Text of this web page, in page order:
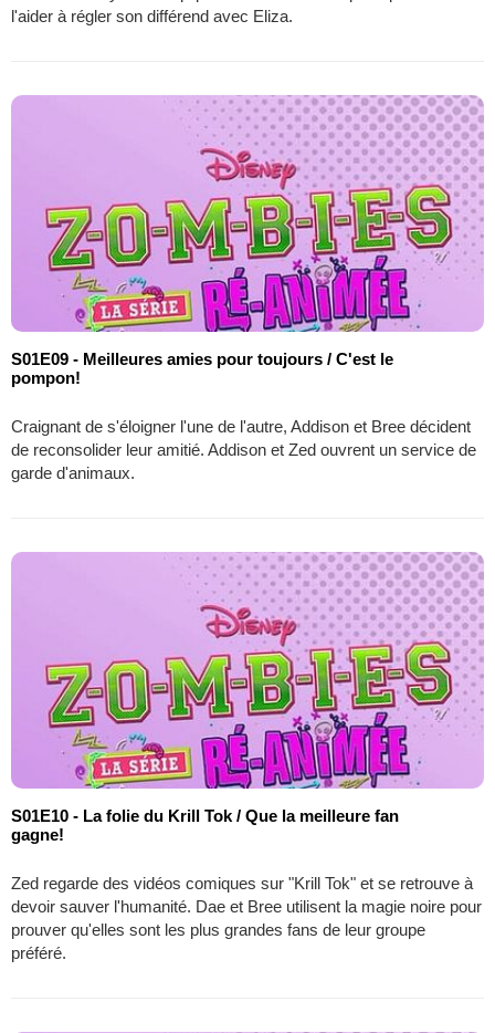
l'aider à régler son différend avec Eliza.
S01E09 - Meilleures amies pour toujours / C'est le
pompon!
Craignant de s'éloigner l'une de l'autre, Addison et Bree décident
de reconsolider leur amitié. Addison et Zed ouvrent un service de
garde d'animaux.
S01E10 - La folie du Krill Tok / Que la meilleure fan
gagne!
Zed regarde des vidéos comiques sur "Krill Tok" et se retrouve à
devoir sauver l'humanité. Dae et Bree utilisent la magie noire pour
prouver qu'elles sont les plus grandes fans de leur groupe
préféré.